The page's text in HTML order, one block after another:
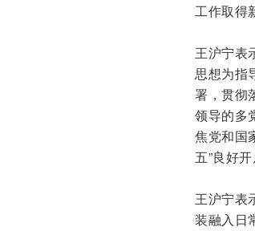
工作取得
王沪宁表
思想为指
署，贯彻
领导的多
焦党和国
五”良好
王沪宁表
装融入日